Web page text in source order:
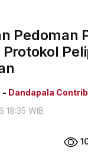
Pedoman
- Dandapala
18:35 WIB